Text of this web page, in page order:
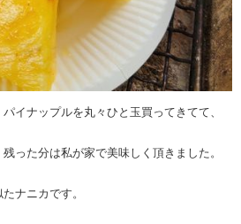
イナップルを丸々ひと玉買ってきてて、
った分は私が家で美味しく頂きました。
ナニカです。